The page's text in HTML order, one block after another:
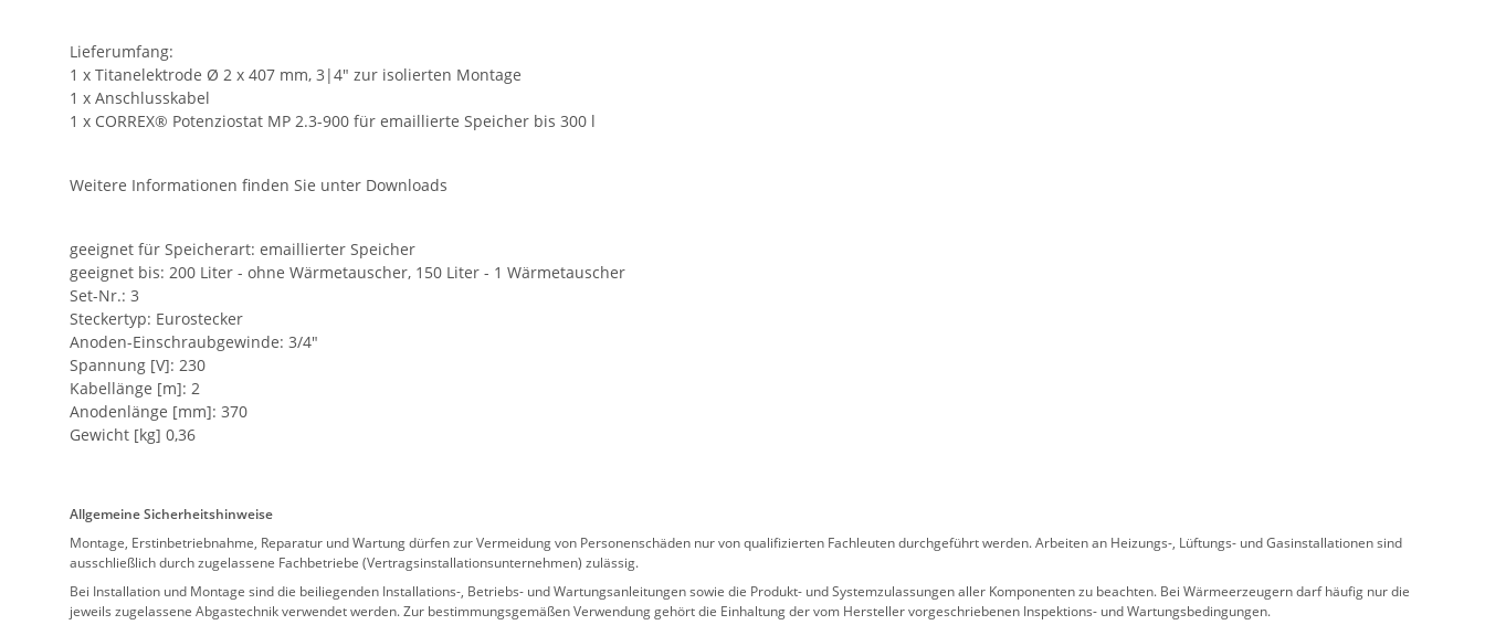
Lieferumfang:
1 x Titanelektrode Ø 2 x 407 mm, 3|4" zur isolierten Montage
1 x Anschlusskabel
1 x CORREX® Potenziostat MP 2.3-900 für emaillierte Speicher bis 300 l
Weitere Informationen finden Sie unter Downloads
geeignet für Speicherart: emaillierter Speicher
geeignet bis: 200 Liter - ohne Wärmetauscher, 150 Liter - 1 Wärmetauscher
Set-Nr.: 3
Steckertyp: Eurostecker
Anoden-Einschraubgewinde: 3/4"
Spannung [V]: 230
Kabellänge [m]: 2
Anodenlänge [mm]: 370
Gewicht [kg] 0,36
Allgemeine Sicherheitshinweise
Montage, Erstinbetriebnahme, Reparatur und Wartung dürfen zur Vermeidung von Personenschäden nur von qualifizierten Fachleuten durchgeführt werden. Arbeiten an Heizungs-, Lüftungs- und Gasinstallationen sind
ausschließlich durch zugelassene Fachbetriebe (Vertragsinstallationsunternehmen) zulässig.
Bei Installation und Montage sind die beiliegenden Installations-, Betriebs- und Wartungsanleitungen sowie die Produkt- und Systemzulassungen aller Komponenten zu beachten. Bei Wärmeerzeugern darf häufig nur die
jeweils zugelassene Abgastechnik verwendet werden. Zur bestimmungsgemäßen Verwendung gehört die Einhaltung der vom Hersteller vorgeschriebenen Inspektions- und Wartungsbedingungen.